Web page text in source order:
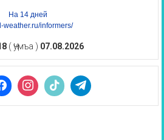
На 14 дней
weather.ru/informers/
( Ҷумъа ) 07.08.2026